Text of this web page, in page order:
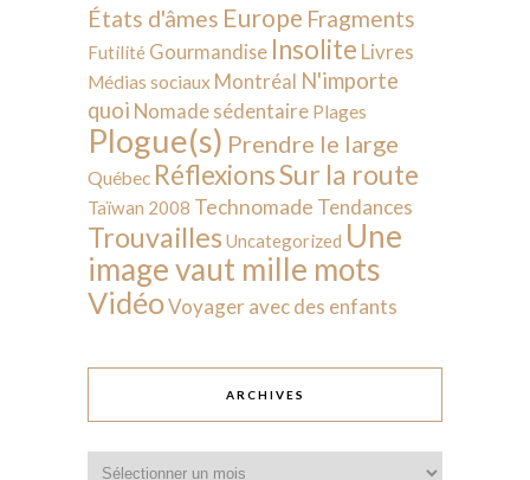
États d'âmes Europe Fragments
Futilité Gourmandise Insolite Livres
Médias sociaux Montréal N'importe
quoi Nomade sédentaire Plages
Plogue(s) Prendre le large
Québec RéflexionsSur la route
Taïwan 2008 Technomade Tendances
Trouvailles Uncategorized Une
image vaut mille mots
VidéoVoyager avec des enfants
ARCHIVES